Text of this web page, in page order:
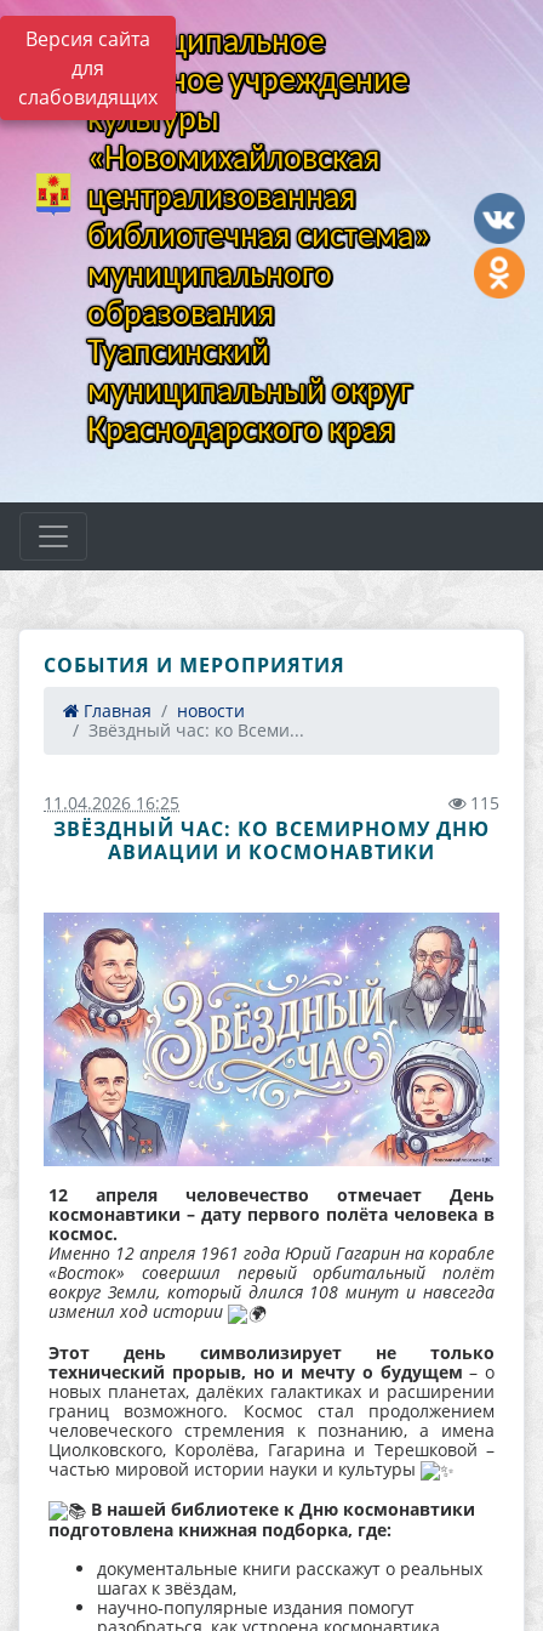
Версия сайта
для
слабовидящих
Муниципальное
казенное учреждение
культуры
«Новомихайловская
централизованная
библиотечная система»
муниципального
образования
Туапсинский
муниципальный округ
Краснодарского края
СОБЫТИЯ И МЕРОПРИЯТИЯ
Главная
новости
Звёздный час: ко Всеми...
11.04.2026 16:25 115
ЗВЁЗДНЫЙ ЧАС: КО ВСЕМИРНОМУ ДНЮ
АВИАЦИИ И КОСМОНАВТИКИ
12 апреля человечество отмечает День
космонавтики – дату первого полёта человека в
космос.
Именно 12 апреля 1961 года Юрий Гагарин на корабле
«Восток» совершил первый орбитальный полёт
вокруг Земли, который длился 108 минут и навсегда
изменил ход истории
Этот день символизирует не только
технический прорыв, но и мечту о будущем – о
новых планетах, далёких галактиках и расширении
границ возможного. Космос стал продолжением
человеческого стремления к познанию, а имена
Циолковского, Королёва, Гагарина и Терешковой –
частью мировой истории науки и культуры
В нашей библиотеке к Дню космонавтики
подготовлена книжная подборка, где:
документальные книги расскажут о реальных
шагах к звёздам,
научно‑популярные издания помогут